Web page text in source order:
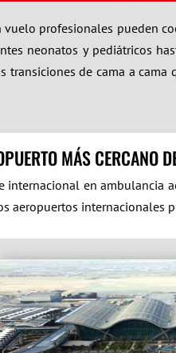
profesionales pueden
neonatos y pediátricos
transiciones de cama a
MÁS CERCANO
en ambulancia
aeropuertos internacionales